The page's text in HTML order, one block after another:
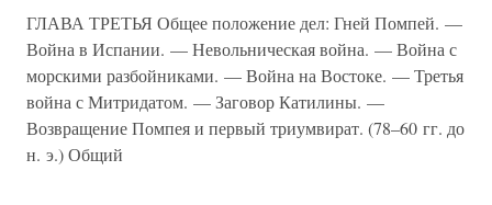
ГЛАВА ТРЕТЬЯ Общее положение дел: Гней Помпей. —
Война в Испании. — Невольническая война. — Война с
морскими разбойниками. — Война на Востоке. — Третья
война с Митридатом. — Заговор Катилины. —
Возвращение Помпея и первый триумвират. (78–60 гг. до
н. э.) Общий